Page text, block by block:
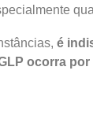
é
ocorra